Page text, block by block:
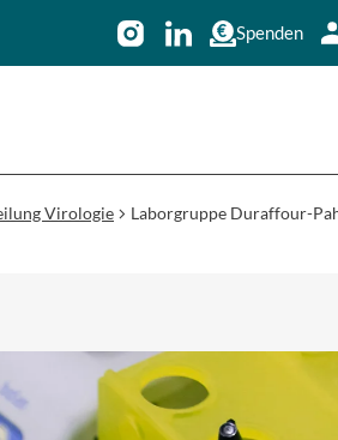
Spenden
Virologie Laborgruppe Duraffour-